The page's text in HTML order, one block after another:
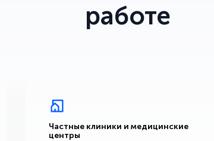
работе
Частные клиники и медицинские
центры